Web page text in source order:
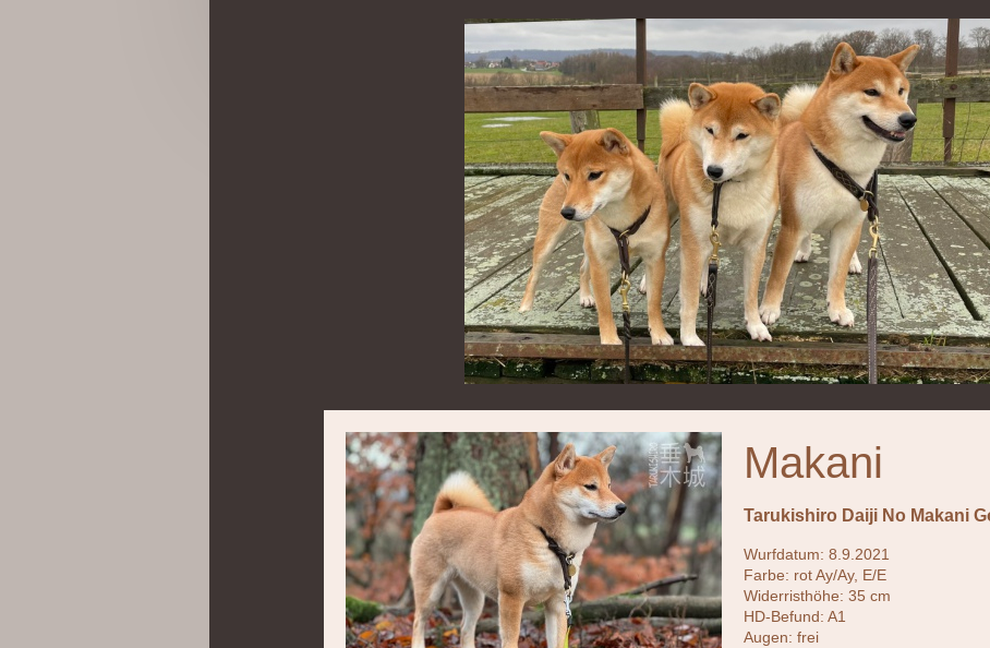
Makani
Tarukishiro Daiji No Makani
Wurfdatum: 8.9.2021
Farbe: rot Ay/Ay, E/E
Widerristhöhe: 35 cm
HD-Befund: A1
Augen: frei